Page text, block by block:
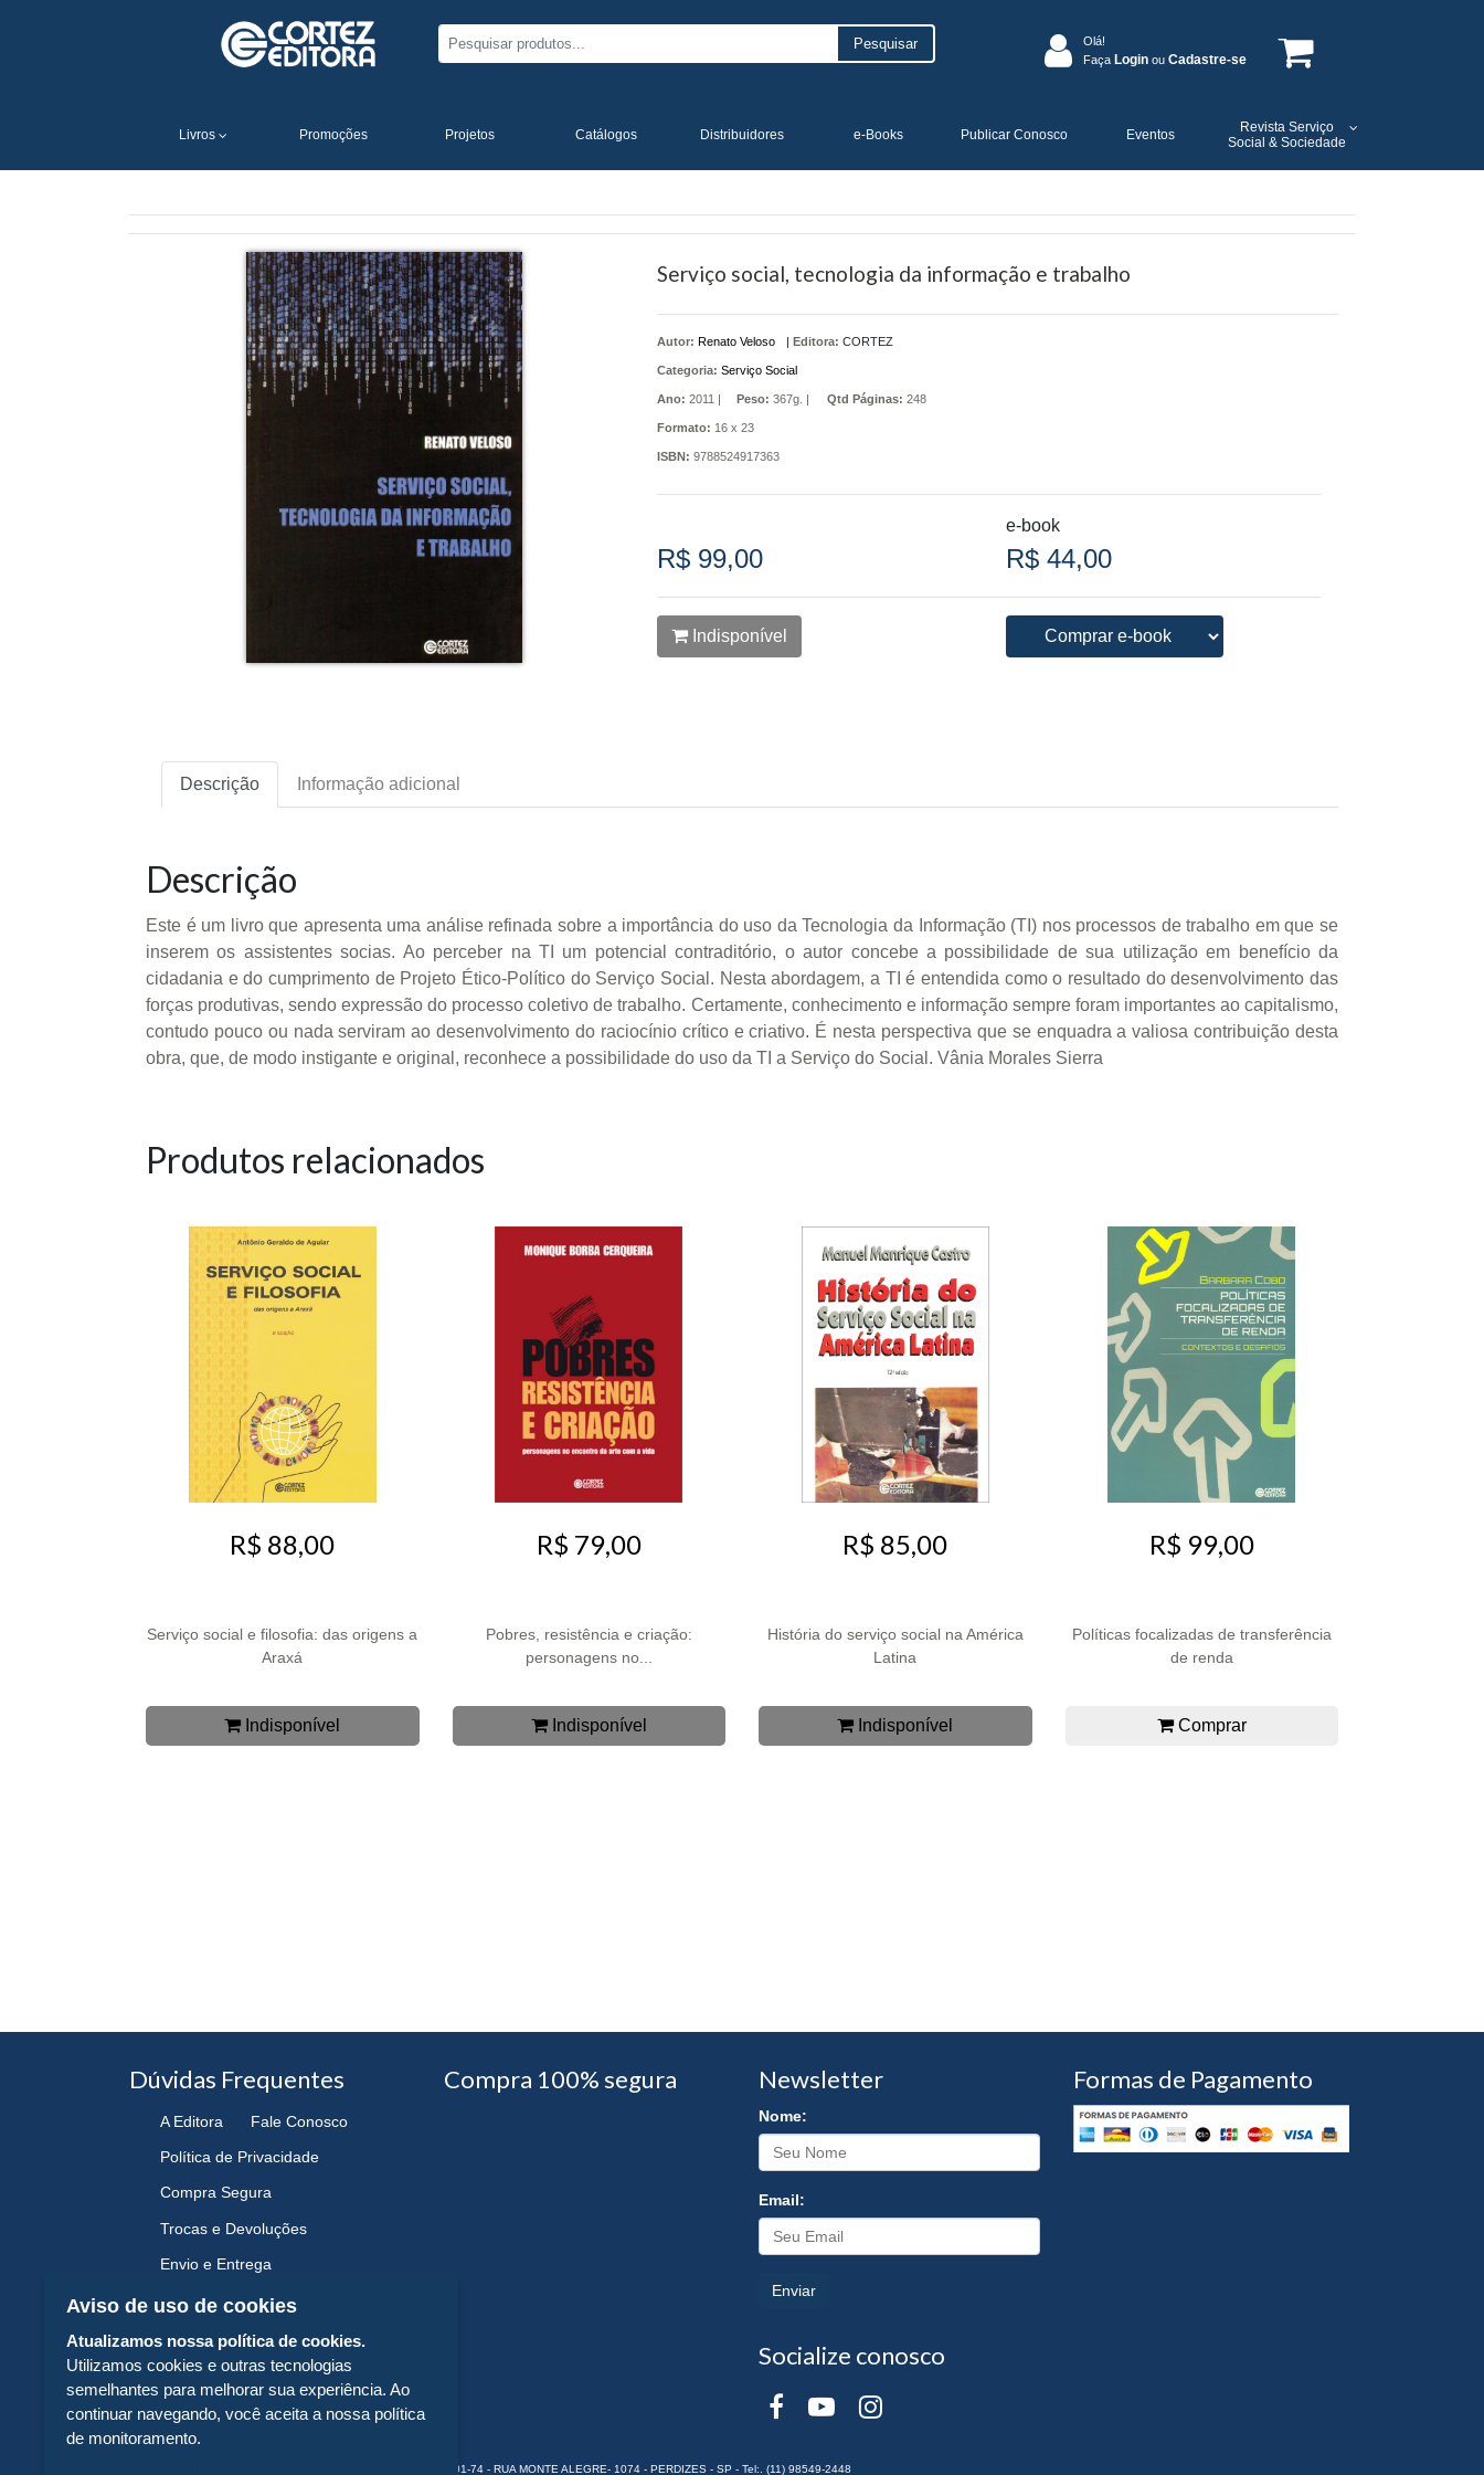
Pesquisar
Olá!
Faça Login ou Cadastre-se
Livros Promoções Projetos Catálogos Distribuidores e-Books Publicar Conosco Eventos
Revista Serviço
Social & Sociedade
Serviço social, tecnologia da informação e trabalho
Autor: Renato Veloso | Editora: CORTEZ
Categoria: Serviço Social
Ano: 2011 | Peso: 367g. | Qtd Páginas: 248
Formato: 16 x 23
ISBN: 9788524917363
e-book
R$ 99,00 R$ 44,00
Indisponível
Descrição Informação adicional
Descrição
Este é um livro que apresenta uma análise refinada sobre a importância do uso da Tecnologia da Informação (TI) nos processos de trabalho em que se
inserem os assistentes socias. Ao perceber na TI um potencial contraditório, o autor concebe a possibilidade de sua utilização em benefício da
cidadania e do cumprimento de Projeto Ético-Político do Serviço Social. Nesta abordagem, a TI é entendida como o resultado do desenvolvimento das
forças produtivas, sendo expressão do processo coletivo de trabalho. Certamente, conhecimento e informação sempre foram importantes ao capitalismo,
contudo pouco ou nada serviram ao desenvolvimento do raciocínio crítico e criativo. É nesta perspectiva que se enquadra a valiosa contribuição desta
obra, que, de modo instigante e original, reconhece a possibilidade do uso da TI a Serviço do Social. Vânia Morales Sierra
Produtos relacionados
R$ 88,00
Serviço social e filosofia: das origens a
Araxá
Indisponível
R$ 79,00
Pobres, resistência e criação:
personagens no...
Indisponível
R$ 85,00
História do serviço social na América
Latina
Indisponível
R$ 99,00
Políticas focalizadas de transferência
de renda
Comprar
Dúvidas Frequentes
A Editora Fale Conosco
Política de Privacidade
Compra Segura
Trocas e Devoluções
Envio e Entrega
Navegando e Comprando
Compra 100% segura Newsletter
Nome:
Email:
Enviar
Socialize conosco
Formas de Pagamento
CORTEZ EDITORA E LIVRARIA LTDA - CNPJ n° 43.003.409/0001-74 - RUA MONTE ALEGRE- 1074 - PERDIZES - SP - Tel:. (11) 98549-2448
Aviso de uso de cookies
Atualizamos nossa política de cookies.
Utilizamos cookies e outras tecnologias
semelhantes para melhorar sua experiência. Ao
continuar navegando, você aceita a nossa política
de monitoramento.